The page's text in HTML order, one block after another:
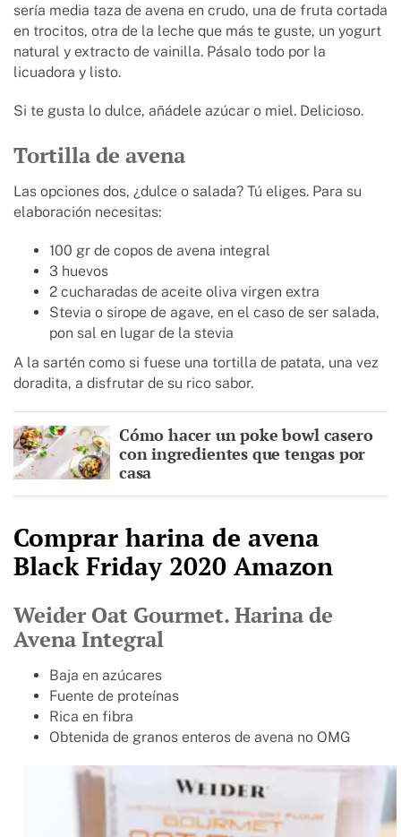
sería media taza de avena en crudo, una de fruta cortada
en trocitos, otra de la leche que más te guste, un yogurt
natural y extracto de vainilla. Pásalo todo por la
licuadora y listo.
Si te gusta lo dulce, añádele azúcar o miel. Delicioso.
Tortilla de avena
Las opciones dos, ¿dulce o salada? Tú eliges. Para su
elaboración necesitas:
100 gr de copos de avena integral
3 huevos
2 cucharadas de aceite oliva virgen extra
Stevia o sirope de agave, en el caso de ser salada,
pon sal en lugar de la stevia
A la sartén como si fuese una tortilla de patata, una vez
doradita, a disfrutar de su rico sabor.
Cómo hacer un poke bowl casero
con ingredientes que tengas por
casa
Comprar harina de avena
Black Friday 2020 Amazon
Weider Oat Gourmet. Harina de
Avena Integral
Baja en azúcares
Fuente de proteínas
Rica en fibra
Obtenida de granos enteros de avena no OMG